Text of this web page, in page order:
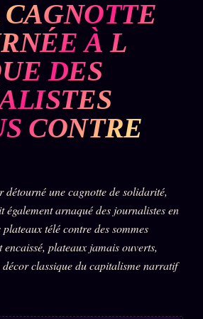
À LA NEWSLETTER
10 088 articles
→
POLITIQUE
BUREAU DE
TENDANCES
SCANDALES
CAGNOTTE
À L
DES
CONTRE
détourné une cagnotte de solidarité,
également arnaqué des journalistes en
télé contre des sommes
plateaux jamais ouverts,
classique du capitalisme narratif